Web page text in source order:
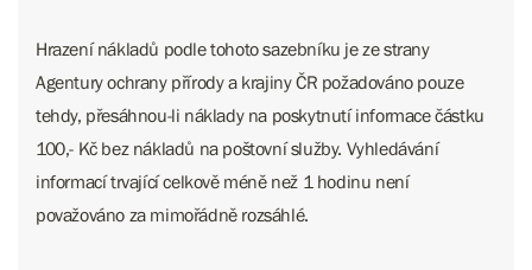
Hrazení nákladů podle tohoto sazebníku je ze strany
Agentury ochrany přírody a krajiny ČR požadováno pouze
tehdy, přesáhnou-li náklady na poskytnutí informace částku
100,- Kč bez nákladů na poštovní služby. Vyhledávání
informací trvající celkově méně než 1 hodinu není
považováno za mimořádně rozsáhlé.